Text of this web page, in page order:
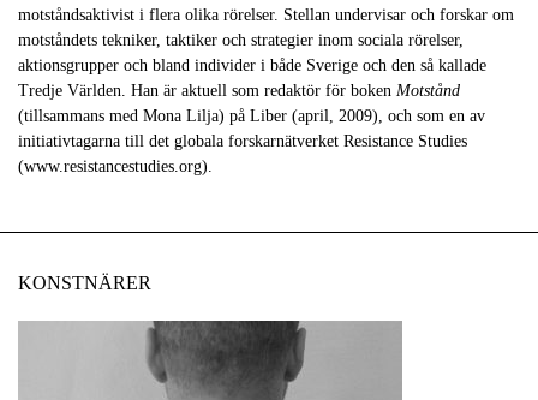
motståndsaktivist i flera olika rörelser. Stellan undervisar och forskar om
motståndets tekniker, taktiker och strategier inom sociala rörelser,
aktionsgrupper och bland individer i både Sverige och den så kallade
Tredje Världen. Han är aktuell som redaktör för boken Motstånd
(tillsammans med Mona Lilja) på Liber (april, 2009), och som en av
initiativtagarna till det globala forskarnätverket Resistance Studies
(www.resistancestudies.org).
KONSTNÄRER